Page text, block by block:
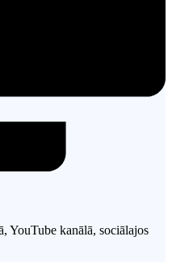
YouTube kanālā, sociālajos